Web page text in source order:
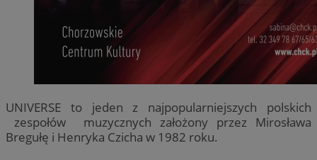
UNIVERSE to jeden z najpopularniejszych polskich
zespołów muzycznych założony przez Mirosława
Bregułę i Henryka Czicha w 1982 roku.